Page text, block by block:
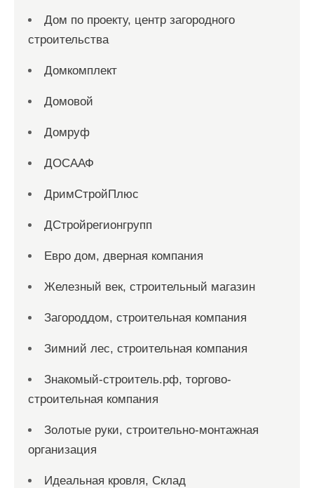
Дом по проекту, центр загородного
строительства
Домкомплект
Домовой
Домруф
ДОСААФ
ДримСтройПлюс
ДСтройрегионгрупп
Евро дом, дверная компания
Железный век, строительный магазин
Загороддом, строительная компания
Зимний лес, строительная компания
Знакомый-строитель.рф, торгово-
строительная компания
Золотые руки, строительно-монтажная
организация
Идеальная кровля, Склад